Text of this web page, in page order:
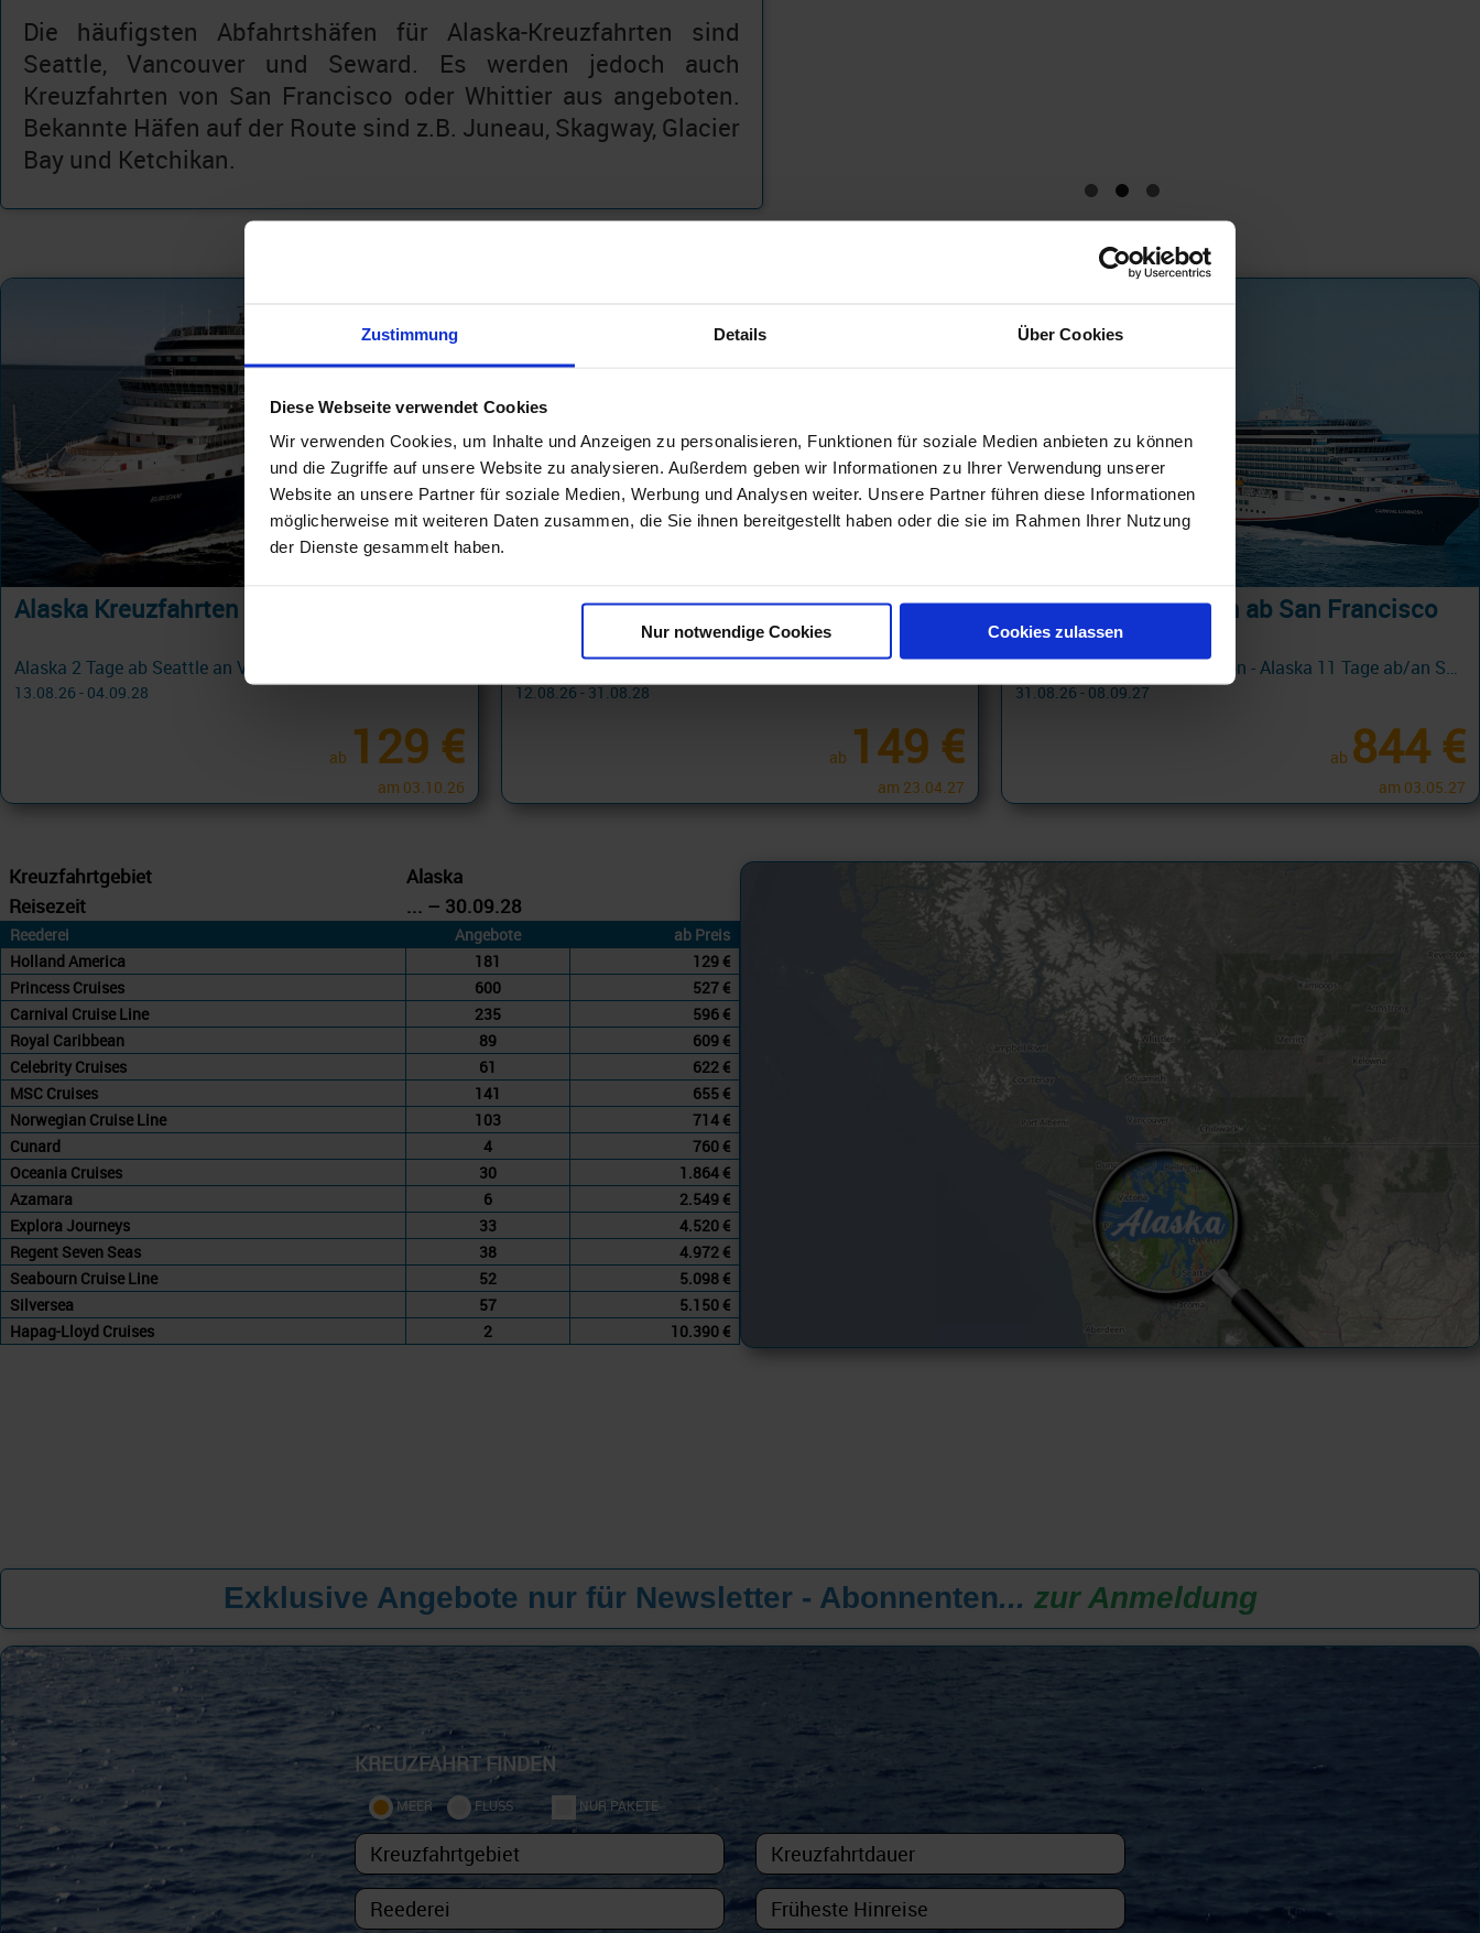
Zustimmung Details Über Cookies
Diese Webseite verwendet Cookies
Wir verwenden Cookies, um Inhalte und Anzeigen zu personalisieren, Funktionen für soziale Medien anbieten zu können
und die Zugriffe auf unsere Website zu analysieren. Außerdem geben wir Informationen zu Ihrer Verwendung unserer
Website an unsere Partner für soziale Medien, Werbung und Analysen weiter. Unsere Partner führen diese Informationen
möglicherweise mit weiteren Daten zusammen, die Sie ihnen bereitgestellt haben oder die sie im Rahmen Ihrer Nutzung
der Dienste gesammelt haben.
Nur notwendige Cookies Cookies zulassen
Die häufigsten Abfahrtshäfen für Alaska-Kreuzfahrten sind
Seattle, Vancouver und Seward. Es werden jedoch auch
Kreuzfahrten von San Francisco oder Whittier aus angeboten.
Bekannte Häfen auf der Route sind z.B. Juneau, Skagway, Glacier
Bay und Ketchikan.
Alaska Kreuzfahrten ab Seattle
Alaska 2 Tage ab Seattle an Vancouver
13.08.26 - 04.09.28
ab 129 €
am 03.10.26
Alaska Kreuzfahrten ab Vancouver
Alaska 2 Tage ab Vancouver an Seattle
12.08.26 - 31.08.28
ab 149 €
am 23.04.27
Alaska Kreuzfahrten ab San Francisco
Carnival Cruiseline Promotion - Alaska 11 Tage ab/an San Francisco + Fun Rate mit Cashback
31.08.26 - 08.09.27
ab 844 €
am 03.05.27
Kreuzfahrtgebiet
Alaska
Reisezeit
... – 30.09.28
Reederei Angebote
ab Preis
Holland America
181
129 €
Princess Cruises
600
527 €
Carnival Cruise Line
235
596 €
Royal Caribbean
89
609 €
Celebrity Cruises
61
622 €
MSC Cruises
141
655 €
Norwegian Cruise Line
103
714 €
Cunard
4
760 €
Oceania Cruises
30
1.864 €
Azamara
6
2.549 €
Explora Journeys
33
4.520 €
Regent Seven Seas
38
4.972 €
Seabourn Cruise Line
52
5.098 €
Silversea
57
5.150 €
Hapag-Lloyd Cruises
2 10.390 €
Exklusive Angebote nur für Newsletter - Abonnenten... zur Anmeldung
KREUZFAHRT FINDEN
MEER FLUSS NUR PAKETE